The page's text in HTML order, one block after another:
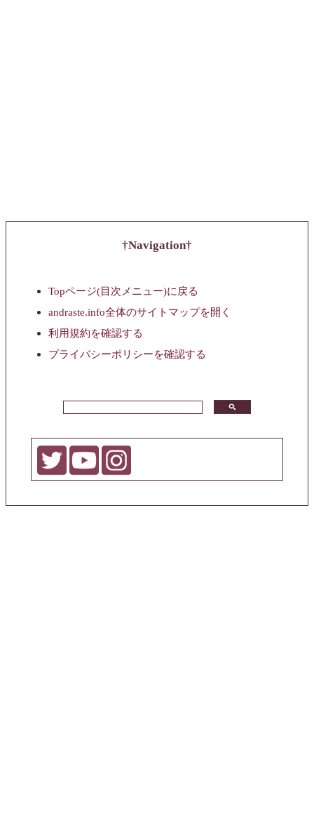
Navigation
Topページ(目次メニュー)に戻る
andraste.info全体のサイトマップを開く
利用規約を確認する
プライバシーポリシーを確認する